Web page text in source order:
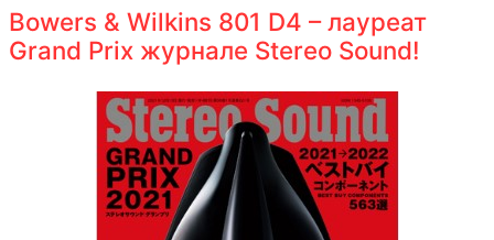
Bowers & Wilkins 801 D4 – лауреат
Grand Prix журнале Stereo Sound!